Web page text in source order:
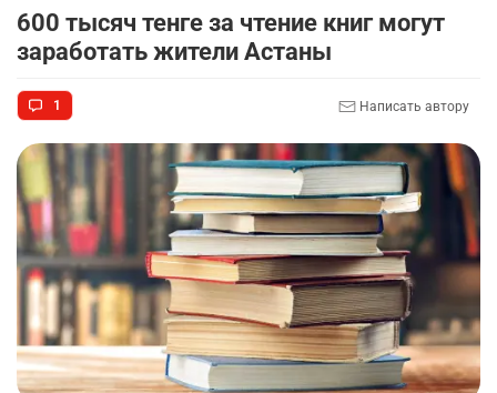
600 тысяч тенге за чтение книг могут
заработать жители Астаны
1 Написать автору